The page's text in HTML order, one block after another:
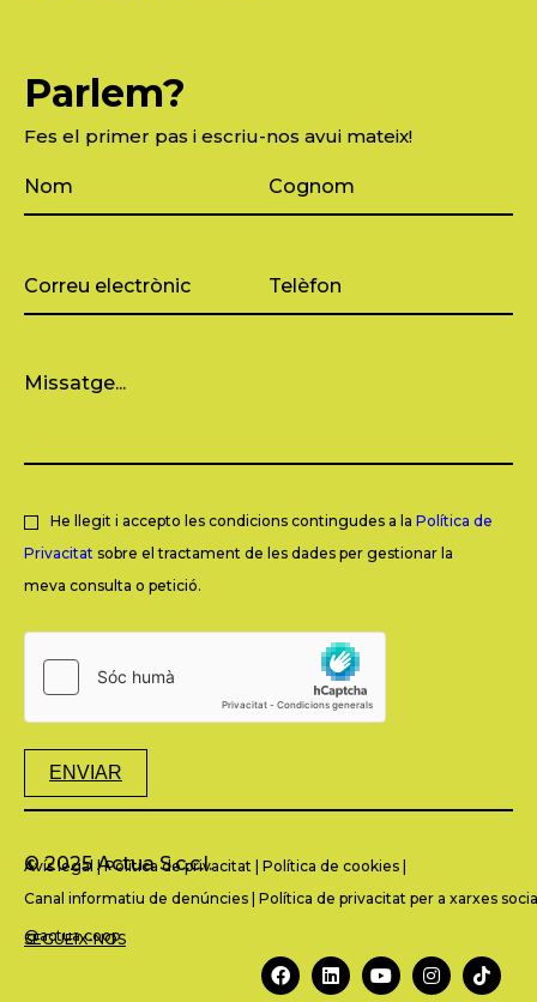
Parlem?
Fes el primer pas i escriu-nos avui mateix!
He llegit i accepto les condicions contingudes a la Política de
Privacitat sobre el tractament de les dades per gestionar la
meva consulta o petició.
ENVIAR
© 2025 Actua S.c.c.l.
Avís legal |Política de privacitat Política de cookies
Canal informatiu de denúncies Política de privacitat per a xarxes
SEGUEIX-NOS
@actua.coop